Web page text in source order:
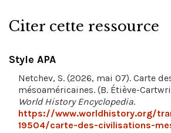
Citer cette ressource
Style APA
Netchev, S. (2026, mai 07). Carte
mésoaméricaines. (B. Étiève-
World History Encyclopedia.
https://www.worldhistory.org/
19504/carte-des-civilisations-